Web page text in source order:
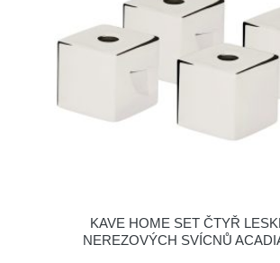
KAVE HOME SET ČTYŘ
NEREZOVÝCH SVÍCNŮ